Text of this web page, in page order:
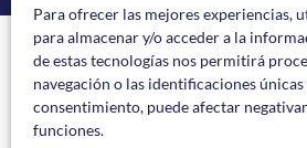
Para ofrecer las mejores experiencias,
para almacenar y/o acceder a la
de estas tecnologías nos permitirá
navegación o las identificaciones
consentimiento, puede afectar
funciones.